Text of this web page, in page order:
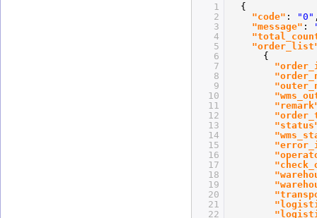
1
2
3
4
5
6
7
8
9
10
11
12
13
14
15
16
17
18
19
20
21
22
{
"code" : "0"
"message" :
{